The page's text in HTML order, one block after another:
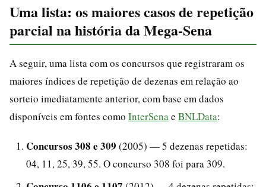
Uma lista: os maiores casos de repetição
parcial na história da Mega-Sena
A seguir, uma lista com os concursos que registraram os
maiores índices de repetição de dezenas em relação ao
sorteio imediatamente anterior, com base em dados
disponíveis em fontes como InterSena e BNLData:
Concursos 308 e 309 (2005) — 5 dezenas repetidas:
04, 11, 25, 39, 55. O concurso 308 foi para 309.